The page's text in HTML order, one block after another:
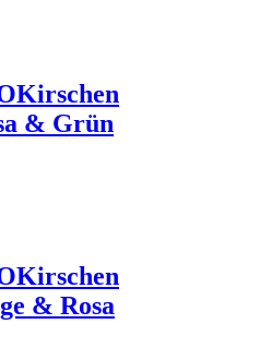
Kirschen
& Grün
Kirschen
& Rosa